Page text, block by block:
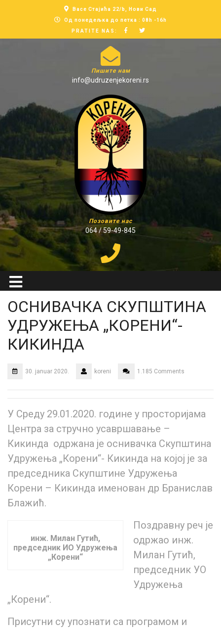
Васе Стајића 22/b, Нови Сад
Од понедељка до петка : 08h -16h
PRATITE NAS:
Пишите нам
info@udruzenjekoreni.rs
Позовите нас
064 / 59-49-845
ОСНИВАЧКА СКУПШТИНА
УДРУЖЕЊА „КОРЕНИ“-
КИКИНДА
30. januar 2020. koreni 1.185 Comments
У Среду 29.01.2020. године у просторијама
Центра за стручно усавршавање –
Кикинда одржана је оснивачка Скупштина
Удружења „Корени“- Кикинда на којој је за
председника Скупштине Удружења
Корени – Кикинда именован др Бранислав
Блажић.
инж. Милан Гутић,
председник ИО Удружења
„Корени“
Поздравну реч је
одржао инж.
Милан Гутић,
председник УО
Удружења
„Корени“.
Присутни су упознати са програмом и